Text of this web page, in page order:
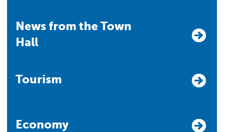
News from the Town
Hall
Tourism
Economy